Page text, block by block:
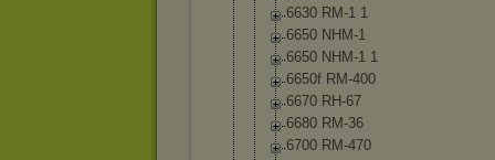
6630 RM-1 1
6650 NHM-1
6650 NHM-1 1
6650f RM-400
6670 RH-67
6680 RM-36
6700 RM-470